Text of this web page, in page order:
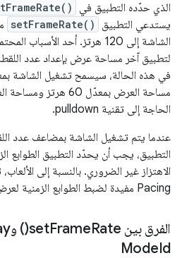
الذي حدّده التطبيق في
يستدعي التطبيق
setFrameRate()
الشاشة إلى 120 هرتز. أحد
الحاجة إلى تقنية pulldown.
عندما يتم تشغيل الشاشة بمضاعف عدد
التطبيق، يجب أن يحدّد التطبيق الطوابع
Pacing مفيدة لضبط الطوابع الزمنية لعرض اللقطات بشكل صحيح.
الفرق بين setFrameRate( ) وpreferred
ModeId